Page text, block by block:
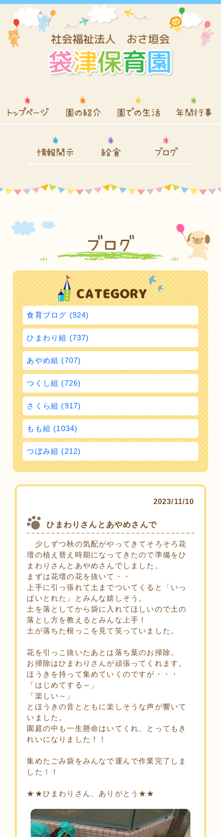
食育ブログ (924)
ひまわり組 (737)
あやめ組 (707)
つくし組 (726)
さくら組 (917)
もも組 (1034)
つぼみ組 (212)
2023/11/10
ひまわりさんとあやめさんで
少しずつ秋の気配がやってきてそろそろ花
壇の植え替え時期になってきたので準備をひ
まわりさんとあやめさんでしました。
まずは花壇の花を抜いて・・
上手に引っ張れて土までついてくると「いっ
ぱいとれた」とみんな嬉しそう。
土を落としてから袋に入れてほしいので土の
落とし方を教えるとみんな上手！
土が落ちた根っこを見て笑っていました。
花を引っこ抜いたあとは落ち葉のお掃除。
お掃除はひまわりさんが頑張ってくれます。
ほうきを持って集めていくのですが・・・
「はじめてする～」
「楽しい～」
とほうきの音とともに楽しそうな声が響いて
いました。
園庭の中も一生懸命はいてくれ、とってもき
れいになりました！！
集めたごみ袋をみんなで運んで作業完了しま
した！！
★★ひまわりさん、ありがとう★★